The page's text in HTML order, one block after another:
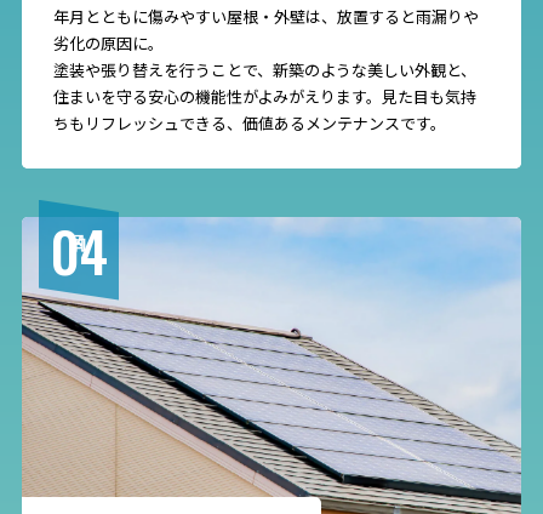
年月とともに傷みやすい屋根・外壁は、放置すると雨漏りや
劣化の原因に。
塗装や張り替えを行うことで、新築のような美しい外観と、
住まいを守る安心の機能性がよみがえります。見た目も気持
ちもリフレッシュできる、価値あるメンテナンスです。
04